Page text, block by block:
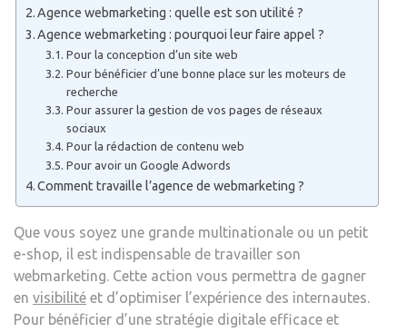
Agence webmarketing : quelle est son utilité ?
Agence webmarketing : pourquoi leur faire appel ?
Pour la conception d’un site web
Pour bénéficier d’une bonne place sur les moteurs de
recherche
Pour assurer la gestion de vos pages de réseaux
sociaux
Pour la rédaction de contenu web
Pour avoir un Google Adwords
Comment travaille l’agence de webmarketing ?
Que vous soyez une grande multinationale ou un petit
e-shop, il est indispensable de travailler son
webmarketing. Cette action vous permettra de gagner
en visibilité et d’optimiser l’expérience des internautes.
Pour bénéficier d’une stratégie digitale efficace et